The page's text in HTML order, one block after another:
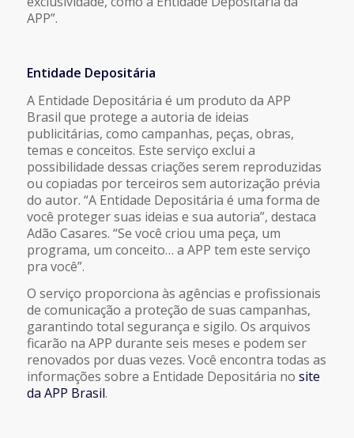
APP”.
Entidade Depositária
A Entidade Depositária é um produto da APP
Brasil que protege a autoria de ideias
publicitárias, como campanhas, peças, obras,
temas e conceitos. Este serviço exclui a
possibilidade dessas criações serem reproduzidas
ou copiadas por terceiros sem autorização prévia
do autor. “A Entidade Depositária é uma forma de
você proteger suas ideias e sua autoria”, destaca
Adão Casares. “Se você criou uma peça, um
programa, um conceito… a APP tem este serviço
pra você”.
O serviço proporciona às agências e profissionais
de comunicação a proteção de suas campanhas,
garantindo total segurança e sigilo. Os arquivos
ficarão na APP durante seis meses e podem ser
renovados por duas vezes. Você encontra todas as
informações sobre a Entidade Depositária no site
da APP Brasil.